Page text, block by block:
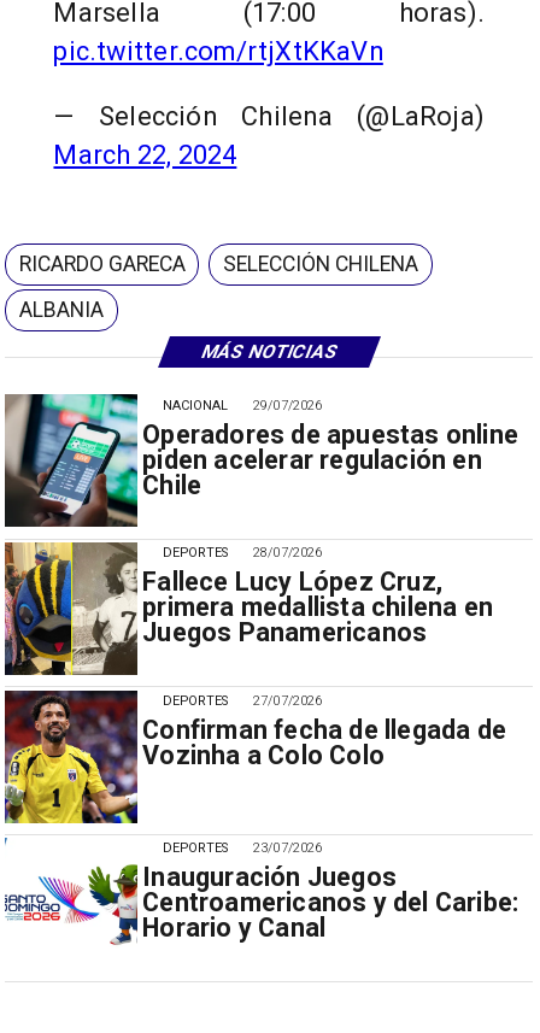
MÁS NOTICIAS
29/07/2026
Operadores de apuestas online
piden acelerar regulación en
Chile
NACIONAL
28/07/2026
Fallece Lucy López Cruz,
primera medallista chilena en
Juegos Panamericanos
DEPORTES
27/07/2026
Confirman fecha de llegada de
Vozinha a Colo Colo
DEPORTES
23/07/2026
Inauguración Juegos
Centroamericanos y del Caribe:
Horario y Canal
DEPORTES
Marsella (17:00 horas).
pic.twitter.com/rtjXtKKaVn
— Selección Chilena (@LaRoja)
March 22, 2024
RICARDO GARECA
SELECCIÓN CHILENA
ALBANIA